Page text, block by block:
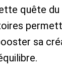
quête
sa